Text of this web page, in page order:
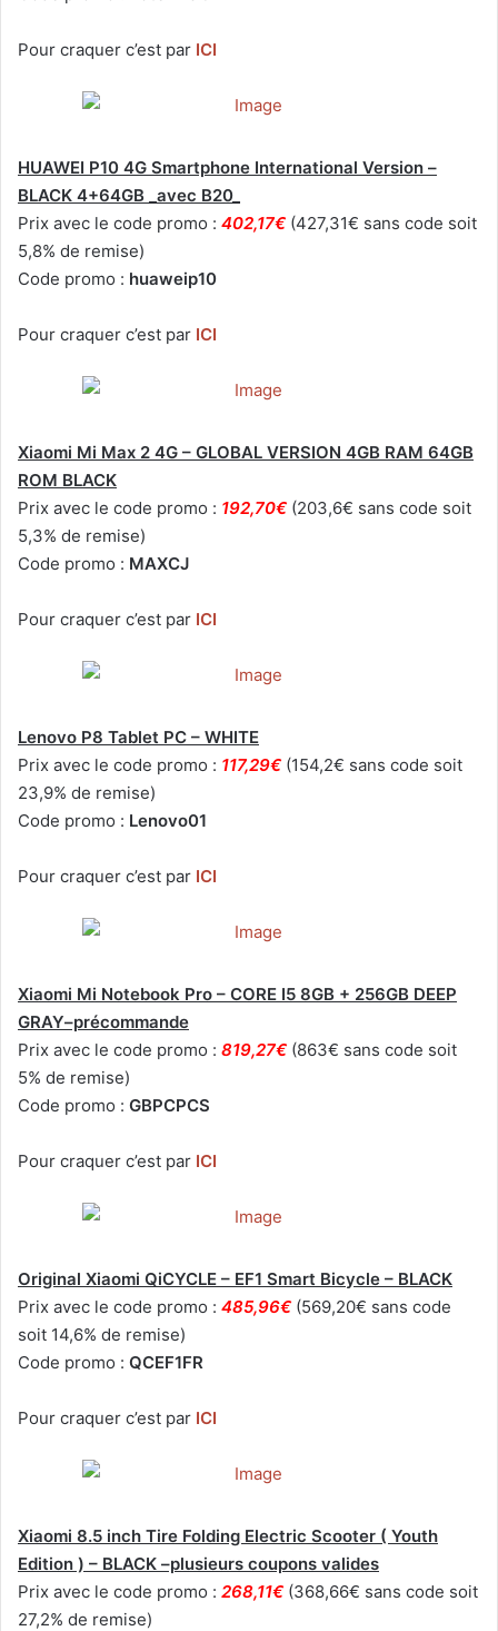
Pour craquer c’est par ICI
HUAWEI P10 4G Smartphone International Version –
BLACK 4+64GB _avec B20_
Prix avec le code promo : 402,17€ (427,31€ sans code soit
5,8% de remise)
Code promo : huaweip10
Pour craquer c’est par ICI
Xiaomi Mi Max 2 4G – GLOBAL VERSION 4GB RAM 64GB
ROM BLACK
Prix avec le code promo : 192,70€ (203,6€ sans code soit
5,3% de remise)
Code promo : MAXCJ
Pour craquer c’est par ICI
Lenovo P8 Tablet PC – WHITE
Prix avec le code promo : 117,29€ (154,2€ sans code soit
23,9% de remise)
Code promo : Lenovo01
Pour craquer c’est par ICI
Xiaomi Mi Notebook Pro – CORE I5 8GB + 256GB DEEP
GRAY–précommande
Prix avec le code promo : 819,27€ (863€ sans code soit
5% de remise)
Code promo : GBPCPCS
Pour craquer c’est par ICI
Original Xiaomi QiCYCLE – EF1 Smart Bicycle – BLACK
Prix avec le code promo : 485,96€ (569,20€ sans code
soit 14,6% de remise)
Code promo : QCEF1FR
Pour craquer c’est par ICI
Xiaomi 8.5 inch Tire Folding Electric Scooter ( Youth
Edition ) – BLACK –plusieurs coupons valides
Prix avec le code promo : 268,11€ (368,66€ sans code soit
27,2% de remise)